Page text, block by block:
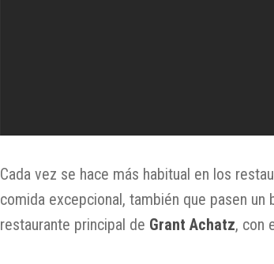
Cada vez se hace más habitual en los
comida excepcional, también que pasen
restaurante principal de Grant Achatz, con